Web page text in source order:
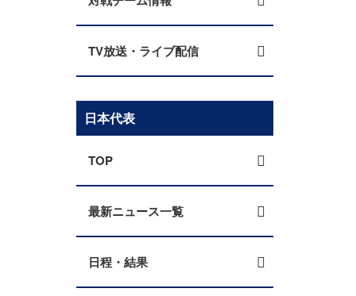
TV放送・ライブ配信
日本代表
TOP
最新ニュース一覧
日程・結果